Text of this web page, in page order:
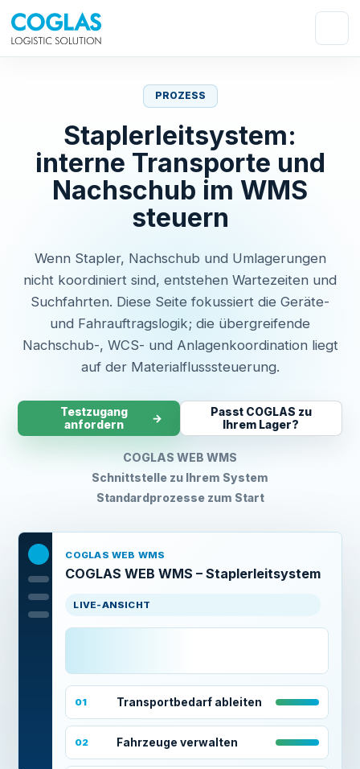
PROZESS
Staplerleitsystem:
interne Transporte und
Nachschub im WMS
steuern
Wenn Stapler, Nachschub und Umlagerungen
nicht koordiniert sind, entstehen Wartezeiten und
Suchfahrten. Diese Seite fokussiert die Geräte-
und Fahrauftragslogik; die übergreifende
Nachschub-, WCS- und Anlagenkoordination liegt
auf der Materialflusssteuerung.
Testzugang
anfordern
→
Passt COGLAS zu
Ihrem Lager?
COGLAS WEB WMS
Schnittstelle zu Ihrem System
Standardprozesse zum Start
COGLAS WEB WMS
COGLAS WEB WMS – Staplerleitsystem
LIVE-ANSICHT
01 Transportbedarf ableiten
02 Fahrzeuge verwalten